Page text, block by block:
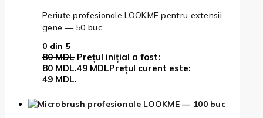
Periuțe profesionale LOOKME pentru extensii
gene — 50 buc
0 din 5
80MDL Prețul inițial a fost:
80 MDL.49 MDLPrețul curent este:
49 MDL.